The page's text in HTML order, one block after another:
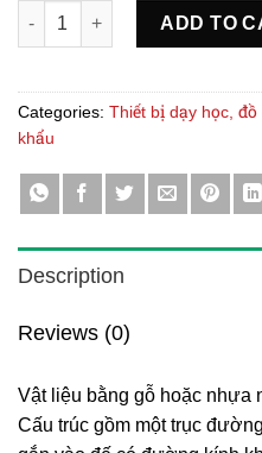
Hề tháp quantity
ADD TO
Categories: Thiết bị dạy học, đồ
khẩu
Description
Reviews (0)
Vật liệu bằng gỗ hoặc nhựa
Cấu trúc gồm một trục